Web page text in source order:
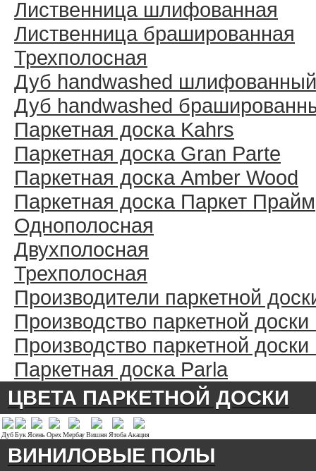
Лиственница шлифованная
Лиственница брашированная
Трехполосная
Дуб handwashed шлифованный
Дуб handwashed
Паркетная доска Kahrs
Паркетная доска Gran Parte
Паркетная доска Amber Wood
Паркетная доска Паркет Прайм
Однополосная
Двухполосная
Трехполосная
Производители паркетной
Производство паркетной
Производство паркетной
Паркетная доска Parla
ЦВЕТА ПАРКЕТНОЙ ДОСКИ
ДубБук ЯсеньОрехМербауВишня Ятоба Акация
ВИНИЛОВЫЕ ПОЛЫ